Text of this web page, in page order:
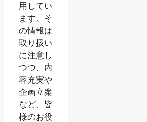
用してい
ます。そ
の情報は
取り扱い
に注意し
つつ、内
容充実や
企画立案
など、皆
様のお役